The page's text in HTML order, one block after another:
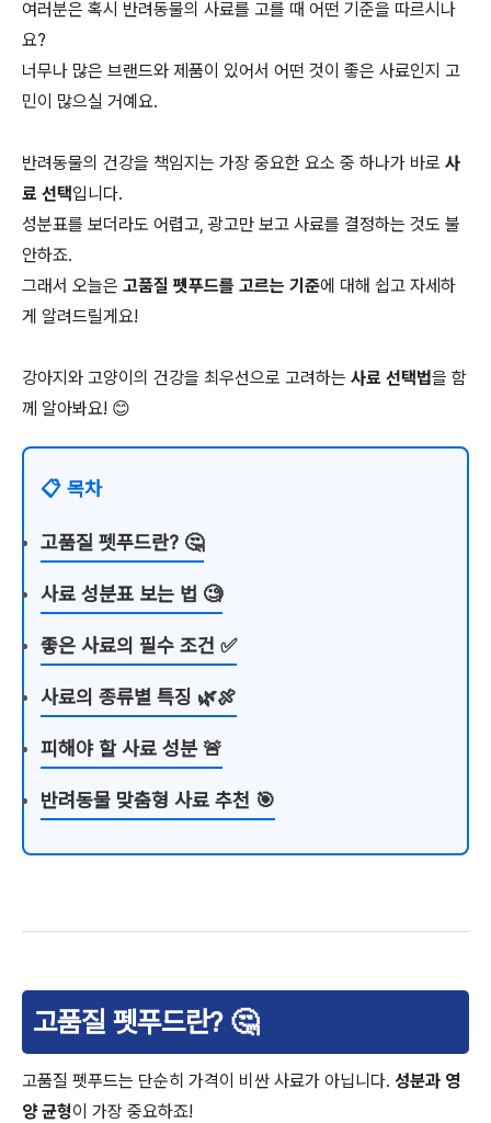
여러분은 혹시 반려동물의 사료를 고를 때 어떤 기준을 따르시나
요?
너무나 많은 브랜드와 제품이 있어서 어떤 것이 좋은 사료인지 고
민이 많으실 거예요.
반려동물의 건강을 책임지는 가장 중요한 요소 중 하나가 바로 사
료 선택입니다.
성분표를 보더라도 어렵고, 광고만 보고 사료를 결정하는 것도 불
안하죠.
그래서 오늘은 고품질 펫푸드를 고르는 기준에 대해 쉽고 자세하
게 알려드릴게요!
강아지와 고양이의 건강을 최우선으로 고려하는 사료 선택법을 함
께 알아봐요! 😊
📋 목차
고품질 펫푸드란? 🤔
사료 성분표 보는 법 🧐
좋은 사료의 필수 조건 ✅
사료의 종류별 특징 🌿🍖
피해야 할 사료 성분 🚨
반려동물 맞춤형 사료 추천 🎯
고품질 펫푸드란? 🤔
고품질 펫푸드는 단순히 가격이 비싼 사료가 아닙니다. 성분과 영
양 균형이 가장 중요하죠!